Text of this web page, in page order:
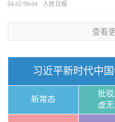
04-02 09-04
人民日报
查看
习近平新时代中
新常态
批
虚